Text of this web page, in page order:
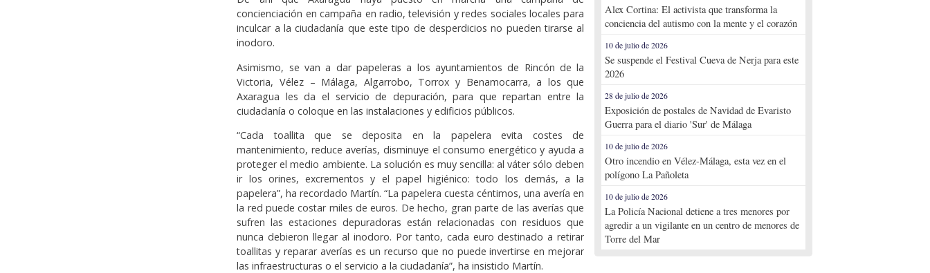
concienciación en campaña en radio, televisión y redes sociales locales para
inculcar a la ciudadanía que este tipo de desperdicios no pueden tirarse al
inodoro.
Asimismo, se van a dar papeleras a los ayuntamientos de Rincón de la
Victoria, Vélez – Málaga, Algarrobo, Torrox y Benamocarra, a los que
Axaragua les da el servicio de depuración, para que repartan entre la
ciudadanía o coloque en las instalaciones y edificios públicos.
“Cada toallita que se deposita en la papelera evita costes de
mantenimiento, reduce averías, disminuye el consumo energético y ayuda a
proteger el medio ambiente. La solución es muy sencilla: al váter sólo deben
ir los orines, excrementos y el papel higiénico: todo los demás, a la
papelera”, ha recordado Martín. “La papelera cuesta céntimos, una avería en
la red puede costar miles de euros. De hecho, gran parte de las averías que
sufren las estaciones depuradoras están relacionadas con residuos que
nunca debieron llegar al inodoro. Por tanto, cada euro destinado a retirar
toallitas y reparar averías es un recurso que no puede invertirse en mejorar
las infraestructuras o el servicio a la ciudadanía”, ha insistido Martín.
Alex Cortina: El activista que transforma la
conciencia del autismo con la mente y el corazón
10 de julio de 2026
Se suspende el Festival Cueva de Nerja para este
2026
28 de julio de 2026
Exposición de postales de Navidad de Evaristo
Guerra para el diario 'Sur' de Málaga
10 de julio de 2026
Otro incendio en Vélez-Málaga, esta vez en el
polígono La Pañoleta
10 de julio de 2026
La Policía Nacional detiene a tres menores por
agredir a un vigilante en un centro de menores de
Torre del Mar